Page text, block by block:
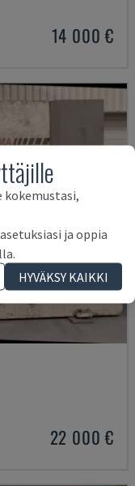
14 000 €
22 000 €
kokemustasi,
ja oppia
HYVÄKSY KAIKKI